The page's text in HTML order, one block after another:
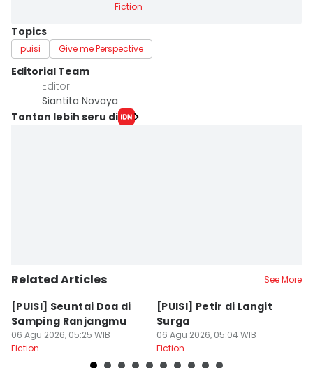
Fiction
Topics
puisi Give me Perspective
Editorial Team
Editor
Siantita Novaya
Tonton lebih seru di
Related Articles See More
[PUISI] Seuntai Doa di
Samping Ranjangmu
06 Agu 2026, 05:25 WIB
Fiction
[PUISI] Petir di Langit
Surga
06 Agu 2026, 05:04 WIB
Fiction